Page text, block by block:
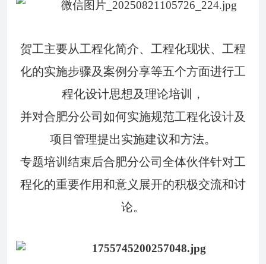
贺工主要从工程化简介、工程化现状、工程
化的实施步骤及案例分享等五个方面进行工
程化设计思想及理论培训，
并对合肥分公司如何实施规范工程化设计及
项目管理提出实施建议和方法。
专题培训结束后合肥分公司全体伙伴针对工
程化的重要作用和意义展开的积极交流和讨
论。